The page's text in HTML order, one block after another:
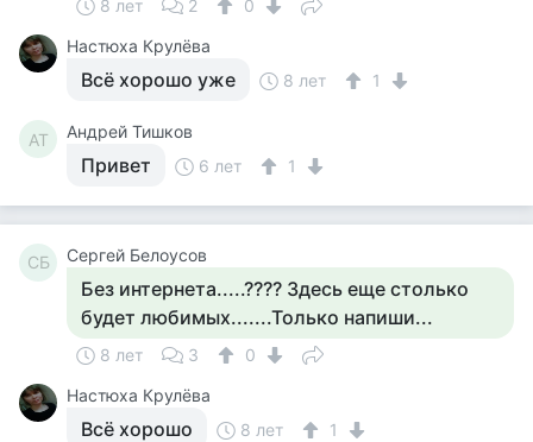
8 лет 2
0
Настюха Крулёва
Всё хорошо уже 8 лет 1
АТ Андрей Тишков
Привет 6 лет 1
СБ Сергей Белоусов
Без интернета.....???? Здесь еще столько
будет любимых.......Только напиши...
8 лет 3
0
Настюха Крулёва
Всё хорошо 8 лет 1